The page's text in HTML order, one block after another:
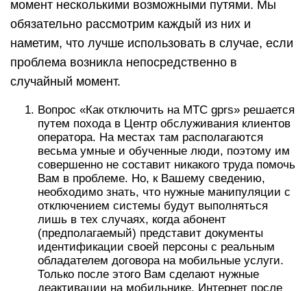
момент несколькими возможными путями. Мы
обязательно рассмотрим каждый из них и
наметим, что лучше использовать в случае, если
проблема возникла непосредственно в
случайный момент.
Вопрос «Как отключить на МТС gprs» решается
путем похода в Центр обслуживания клиентов
оператора. На местах там располагаются
весьма умные и обученные люди, поэтому им
совершенно не составит никакого труда помочь
Вам в проблеме. Но, к Вашему сведению,
необходимо знать, что нужные манипуляции с
отключением системы будут выполняться
лишь в тех случаях, когда абонент
(предполагаемый) представит документы
идентификации своей персоны с реальным
обладателем договора на мобильные услуги.
Только после этого Вам сделают нужные
деактивации на мобильнике. Интернет после